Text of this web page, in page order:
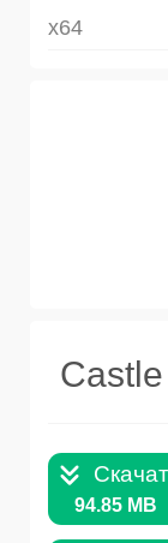
x64
94.85 MB